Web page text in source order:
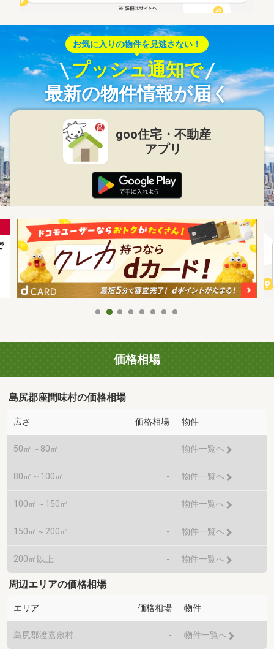
お気に入りの物件を見逃さない！
プッシュ通知で
最新の物件情報が届く
goo住宅・不動産
アプリ
価格相場
島尻郡座間味村の価格相場
広さ 価格相場 物件
50㎡～80㎡ - 物件一覧へ
80㎡～100㎡ - 物件一覧へ
100㎡～150㎡ - 物件一覧へ
150㎡～200㎡ - 物件一覧へ
200㎡以上 - 物件一覧へ
周辺エリアの価格相場
エリア 価格相場 物件
島尻郡渡嘉敷村 - 物件一覧へ